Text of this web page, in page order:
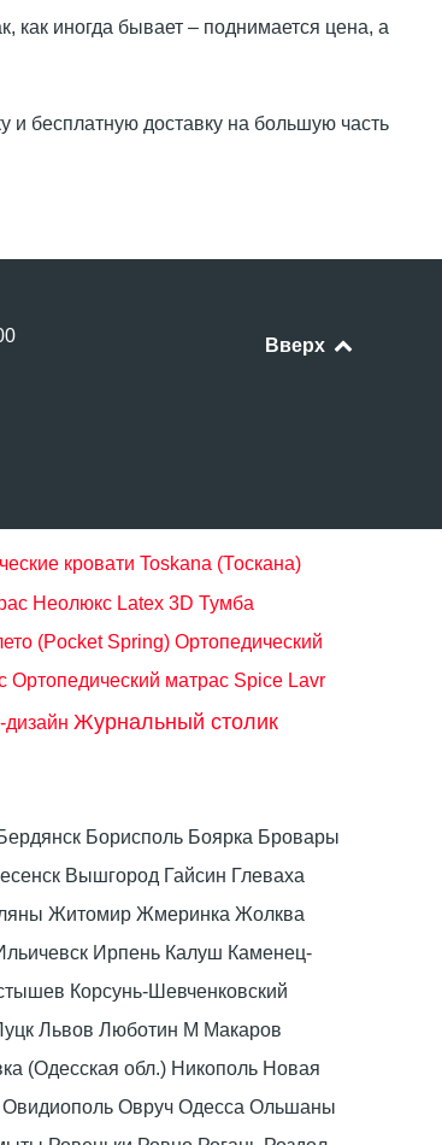
как иногда бывает – поднимается цена, а
бесплатную доставку на большую часть
Вверх
кровати Toskana (Тоскана)
Неолюкс Latex 3D Тумба
(Pocket Spring) Ортопедический
Ортопедический матрас Spice Lavr
Журнальный столик
Борисполь Боярка Бровары
Вышгород Гайсин Глеваха
Житомир Жмеринка Жолква
Ирпень Калуш Каменец-
Корсунь-Шевченковский
Львов Люботин М Макаров
(Одесская обл.) Никополь Новая
Овруч Одесса Ольшаны